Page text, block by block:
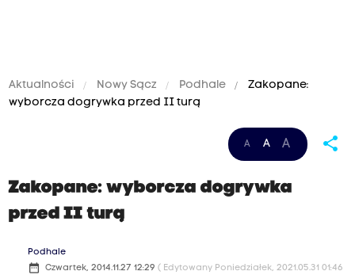
Aktualności Nowy Sącz Podhale
Zakopane:
wyborcza dogrywka przed II turą
A A A share
Zakopane: wyborcza dogrywka
przed II turą
Podhale
date_range Czwartek, 2014.11.27 12:29 ( Edytowany Poniedziałek, 2021.05.31 01:46